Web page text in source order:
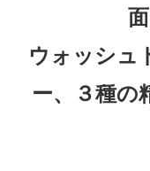
ウォッシュ
ー、３種の